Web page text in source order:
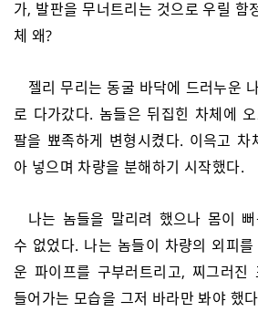
가, 발판을 무너트리는 것으로 우릴 함
체 왜?
젤리 무리는 동굴 바닥에 드러누운
로 다가갔다. 놈들은 뒤집힌 차체에
팔을 뾰족하게 변형시켰다. 이윽고
아 넣으며 차량을 분해하기 시작했다.
나는 놈들을 말리려 했으나 몸이
수 없었다. 나는 놈들이 차량의 외피
운 파이프를 구부러트리고, 찌그러진
들어가는 모습을 그저 바라만 봐야 했